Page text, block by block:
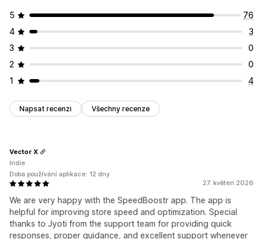
5
76
4
3
3
0
2
0
1
4
Napsat recenzi Všechny recenze
27. květen 2026
We are very happy with the SpeedBoostr app. The app is
helpful for improving store speed and optimization. Special
thanks to Jyoti from the support team for providing quick
responses, proper guidance, and excellent support whenever
Vector X
Indie
Doba používání aplikace: 12 dny